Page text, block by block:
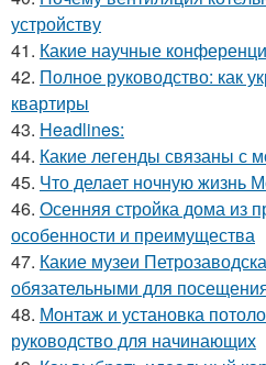
устройству
41. Какие научные
42. Полное руководство: как
квартиры
43. Headlines:
44. Какие легенды связаны с
45. Что делает ночную жизнь
46. Осенняя стройка дома из
особенности и преимущества
47. Какие музеи
обязательными для
48. Монтаж и установка
руководство для начинающих